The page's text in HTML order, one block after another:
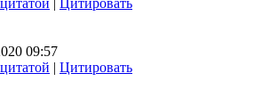
09:57
| Цитировать